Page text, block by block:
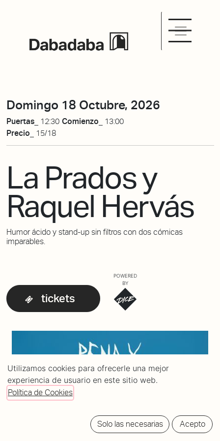
Domingo 18 Octubre, 2026
Puertas_ 12:30 Comienzo_
13:00
Precio_
15/18
La Prados y
Raquel Hervás
Humor ácido y stand-up sin filtros con dos cómicas
imparables.
tickets
POWERED
BY
Utilizamos cookies para ofrecerle una mejor
experiencia de usuario en este sitio web.
Política de Cookies
Solo las necesarias Acepto